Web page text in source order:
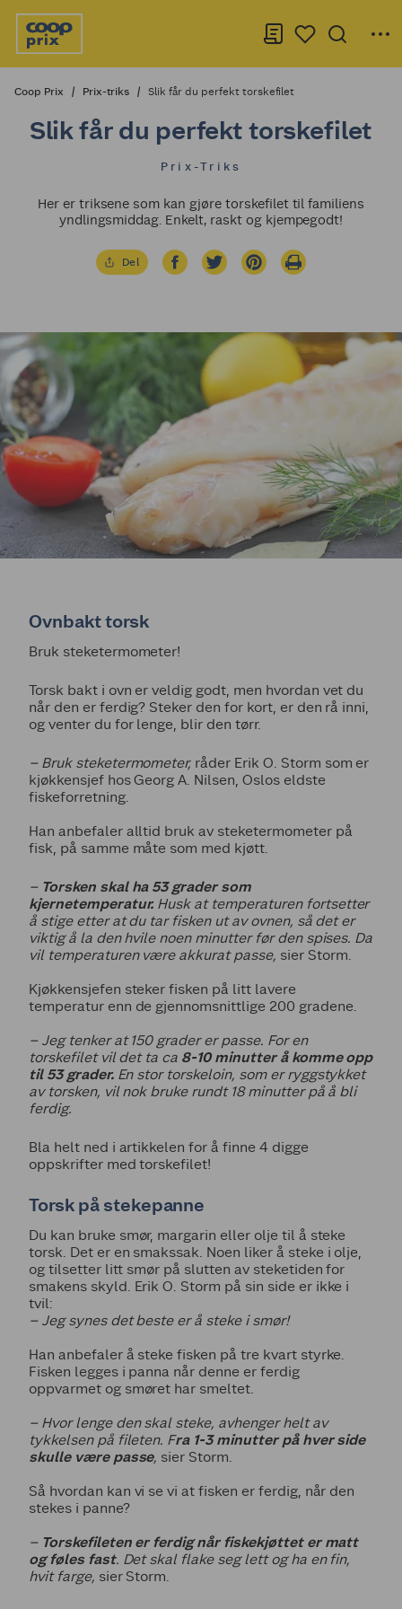
Coop Prix Prix-triks Slik får du perfekt torskefilet
Slik får du perfekt torskefilet
Prix-Triks
Her er triksene som kan gjøre torskefilet til familiens
yndlingsmiddag. Enkelt, raskt og kjempegodt!
Del
Ovnbakt torsk
Bruk steketermometer!
Torsk bakt i ovn er veldig godt, men hvordan vet du
når den er ferdig? Steker den for kort, er den rå inni,
og venter du for lenge, blir den tørr.
– Bruk steketermometer, råder Erik O. Storm som er
kjøkkensjef hos Georg A. Nilsen, Oslos eldste
fiskeforretning.
Han anbefaler alltid bruk av steketermometer på
fisk, på samme måte som med kjøtt.
– Torsken skal ha 53 grader som
kjernetemperatur. Husk at temperaturen fortsetter
å stige etter at du tar fisken ut av ovnen, så det er
viktig å la den hvile noen minutter før den spises. Da
vil temperaturen være akkurat passe, sier Storm.
Kjøkkensjefen steker fisken på litt lavere
temperatur enn de gjennomsnittlige 200 gradene.
– Jeg tenker at 150 grader er passe. For en
torskefilet vil det ta ca 8-10 minutter å komme opp
til 53 grader.En stor torskeloin, som er ryggstykket
av torsken, vil nok bruke rundt 18 minutter på å bli
ferdig.
Bla helt ned i artikkelen for å finne 4 digge
oppskrifter med torskefilet!
Torsk på stekepanne
Du kan bruke smør, margarin eller olje til å steke
torsk. Det er en smakssak. Noen liker å steke i olje,
og tilsetter litt smør på slutten av steketiden for
smakens skyld. Erik O. Storm på sin side er ikke i
tvil:
– Jeg synes det beste er å steke i smør!
Han anbefaler å steke fisken på tre kvart styrke.
Fisken legges i panna når denne er ferdig
oppvarmet og smøret har smeltet.
– Hvor lenge den skal steke, avhenger helt av
tykkelsen på fileten. Fra 1-3 minutter på hver side
skulle være passe, sier Storm.
Så hvordan kan vi se vi at fisken er ferdig, når den
stekes i panne?
– Torskefileten er ferdig når fiskekjøttet er matt
og føles fast. Det skal flake seg lett og ha en fin,
hvit farge, sier Storm.